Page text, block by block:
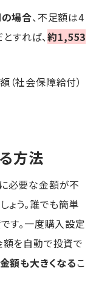
場合、不足額は4
すれば、約1,553
社会保障給付）
方法
必要な金額が不
ょう。誰でも簡単
です。一度購入設定
額を自動で投資で
金額も大きくなるこ